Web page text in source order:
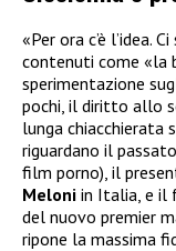
«Per ora c’è l’idea.
contenuti come «la
sperimentazione
pochi, il diritto allo
lunga
riguardano il
film porno), il
Meloni in Italia, e il
del nuovo premier
ripone la massima